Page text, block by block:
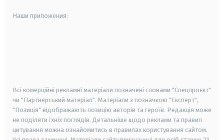
Наши приложения:
Всі комерційні рекламні матеріали позначені словами "Спецпроєкт"
чи "Партнерський матеріал". Матеріали з позначкою "Експерт",
"Позиція" відображають позицію авторів та героїв. Редакція може
не поділяти їхніх поглядів. Детальніше щодо реклами та правил
цитування можна ознайомитись в правилах користування сайтом.